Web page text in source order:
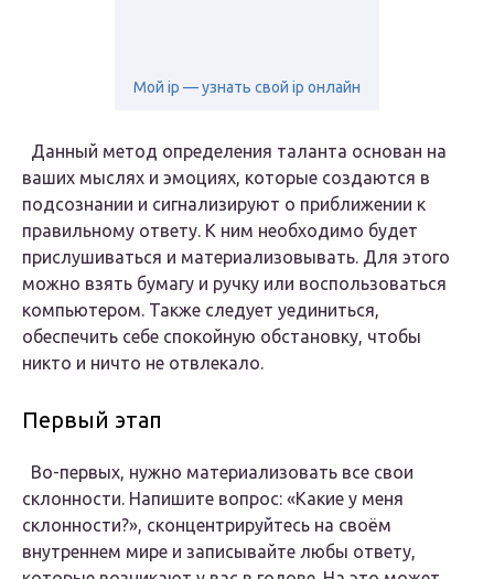
Мой ip — узнать свой ip онлайн
Данный метод определения таланта основан на
ваших мыслях и эмоциях, которые создаются в
подсознании и сигнализируют о приближении к
правильному ответу. К ним необходимо будет
прислушиваться и материализовывать. Для этого
можно взять бумагу и ручку или воспользоваться
компьютером. Также следует уединиться,
обеспечить себе спокойную обстановку, чтобы
никто и ничто не отвлекало.
Первый этап
Во-первых, нужно материализовать все свои
склонности. Напишите вопрос: «Какие у меня
склонности?», сконцентрируйтесь на своём
внутреннем мире и записывайте любы ответу,